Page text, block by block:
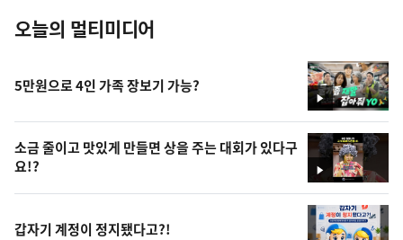
오늘의 멀티미디어
영
상
5만원으로 4인 가족 장보기 가능?
영
상
소금 줄이고 맛있게 만들면 상을 주는 대회가 있다구
요!?
갑자기 계정이 정지됐다고?!